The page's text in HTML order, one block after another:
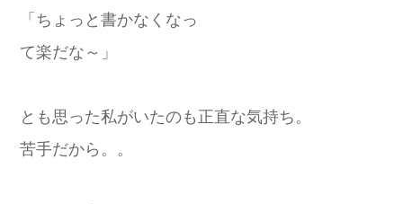
「ちょっと書かなくなっ
て楽だな～」
とも思った私がいたのも正直な気持ち。
苦手だから。。